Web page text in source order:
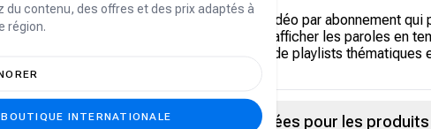
un service de streaming musical, audio et vidéo par abonnement
écouter hors ligne. Ils peuvent également afficher les paroles en
d'une expérience musicale personnalisée, de playlists
iTunes peuvent-elles être utilisées pour les produits
du contenu, des offres et des prix adaptés à
région.
INTERNATIONALE